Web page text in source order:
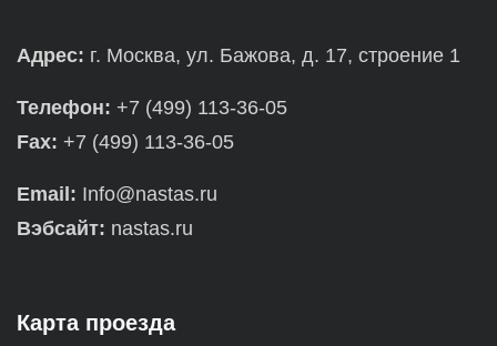
Адрес: г. Москва, ул. Бажова, д. 17, строение 1
Телефон: +7 (499) 113-36-05
Fax: +7 (499) 113-36-05
Email: Info@nastas.ru
Вэбсайт: nastas.ru
Карта проезда